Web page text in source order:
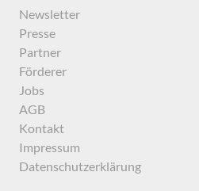
Newsletter
Presse
Partner
Förderer
Jobs
AGB
Kontakt
Impressum
Datenschutzerklärung